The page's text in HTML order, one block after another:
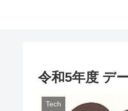
令和5年度 デ
Tech